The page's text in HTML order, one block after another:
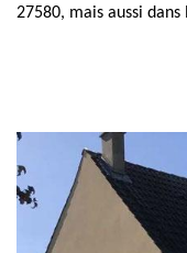
27580, mais aussi